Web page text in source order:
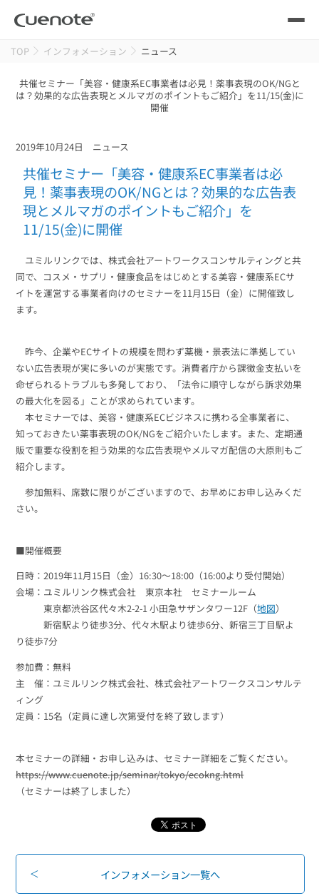
製品
メール配信システム
kintone（キントーン）メール配信
SMS配信サービス
Webプッシュ通知サービス
アンケートシステム・フォーム
緊急参集・安否確認
SNSプロモーション支援事業
活用シーン
会員獲得／ニーズ把握
コストを抑える
遅延なく確実・高速に送る
効果改善・顧客育成
システム連携・効率化
セキュリティ対策
導入事例
サポート
セミナー
ブログ・各種資料
ブログ・各種資料トップ
資料ダウンロード
メール配信用語集
無料トライアル
東京 03-6820-0515 大阪06-6131-9960
（平日 10:00〜18:00）
TOP インフォメーション ニュース
共催セミナー「美容・健康系EC事業者は必見！薬事表現のOK/NGと
は？効果的な広告表現とメルマガのポイントもご紹介」を11/15(金)に
開催
2019年10月24日 ニュース
共催セミナー「美容・健康系EC事業者は必
見！薬事表現のOK/NGとは？効果的な広告表
現とメルマガのポイントもご紹介」を
11/15(金)に開催
ユミルリンクでは、株式会社アートワークスコンサルティングと共
同で、コスメ・サプリ・健康食品をはじめとする美容・健康系ECサ
イトを運営する事業者向けのセミナーを11月15日（金）に開催致し
ます。
昨今、企業やECサイトの規模を問わず薬機・景表法に準拠してい
ない広告表現が実に多いのが実態です。消費者庁から課徴金支払いを
命ぜられるトラブルも多発しており、「法令に順守しながら訴求効果
の最大化を図る」ことが求められています。
本セミナーでは、美容・健康系ECビジネスに携わる全事業者に、
知っておきたい薬事表現のOK/NGをご紹介いたします。また、定期通
販で重要な役割を担う効果的な広告表現やメルマガ配信の大原則もご
紹介します。
参加無料、席数に限りがございますので、お早めにお申し込みくだ
さい。
■開催概要
日時：2019年11月15日（金）16:30～18:00（16:00より受付開始）
会場：ユミルリンク株式会社 東京本社 セミナールーム
東京都渋谷区代々木2-2-1 小田急サザンタワー12F（地図）
新宿駅より徒歩3分、代々木駅より徒歩6分、新宿三丁目駅よ
り徒歩7分
参加費：無料
主 催：ユミルリンク株式会社、株式会社アートワークスコンサルテ
ィング
定員：15名（定員に達し次第受付を終了致します）
本セミナーの詳細・お申し込みは、セミナー詳細をご覧ください。
https://www.cuenote.jp/seminar/tokyo/ecokng.html
（セミナーは終了しました）
インフォメーション一覧へ